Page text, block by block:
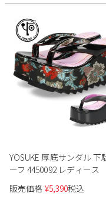
YOSUKE 厚底サンダル 下
ーフ 4450092 レディース
販売価格 ¥5,390税込